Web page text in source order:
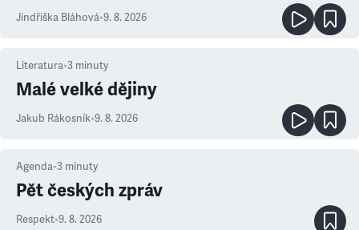
Jindřiška Bláhová•9. 8. 2026
Literatura•3 minuty
Malé velké dějiny
Jakub Rákosník•9. 8. 2026
Agenda•3 minuty
Pět českých zpráv
Respekt•9. 8. 2026